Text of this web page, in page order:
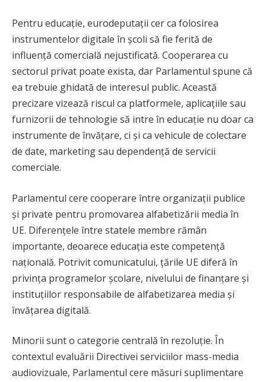
Pentru educație, eurodeputații cer ca folosirea
instrumentelor digitale în școli să fie ferită de
influență comercială nejustificată. Cooperarea cu
sectorul privat poate exista, dar Parlamentul spune că
ea trebuie ghidată de interesul public. Această
precizare vizează riscul ca platformele, aplicațiile sau
furnizorii de tehnologie să intre în educație nu doar ca
instrumente de învățare, ci și ca vehicule de colectare
de date, marketing sau dependență de servicii
comerciale.
Parlamentul cere cooperare între organizații publice
și private pentru promovarea alfabetizării media în
UE. Diferențele între statele membre rămân
importante, deoarece educația este competență
națională. Potrivit comunicatului, țările UE diferă în
privința programelor școlare, nivelului de finanțare și
instituțiilor responsabile de alfabetizarea media și
învățarea digitală.
Minorii sunt o categorie centrală în rezoluție. În
contextul evaluării Directivei serviciilor mass-media
audiovizuale, Parlamentul cere măsuri suplimentare